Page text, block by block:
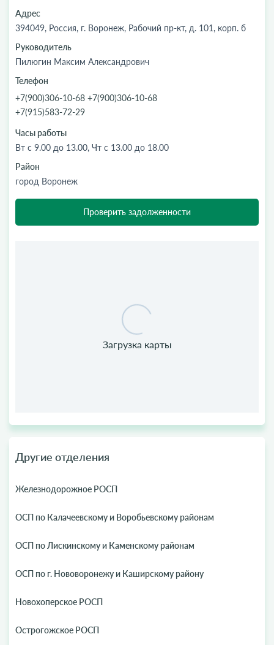
Адрес
394049, Россия, г. Воронеж, Рабочий пр-кт, д. 101, корп. б
Руководитель
Пилюгин Максим Александрович
Телефон
+7(900)306-10-68 +7(900)306-10-68
+7(915)583-72-29
Часы работы
Вт с 9.00 до 13.00, Чт с 13.00 до 18.00
Район
город Воронеж
Проверить задолженности
Другие отделения
Железнодорожное РОСП
ОСП по Калачеевскому и Воробьевскому районам
ОСП по Лискинскому и Каменскому районам
ОСП по г. Нововоронежу и Каширскому району
Новохоперское РОСП
Острогожское РОСП